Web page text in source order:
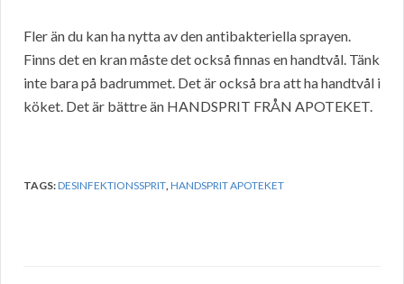
Fler än du kan ha nytta av den antibakteriella sprayen.
Finns det en kran måste det också finnas en handtvål. Tänk
inte bara på badrummet. Det är också bra att ha handtvål i
köket. Det är bättre än HANDSPRIT FRÅN APOTEKET.
TAGS:DESINFEKTIONSSPRIT,HANDSPRIT APOTEKET